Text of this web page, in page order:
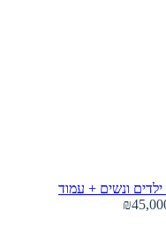
ילדים ונשים + עמוד